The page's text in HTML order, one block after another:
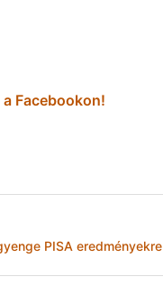
Facebookon!
PISA eredményekre